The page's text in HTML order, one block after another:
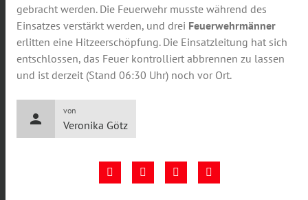
gebracht werden. Die Feuerwehr musste während des
Einsatzes verstärkt werden, und drei Feuerwehrmänner
erlitten eine Hitzeerschöpfung. Die Einsatzleitung hat sich
entschlossen, das Feuer kontrolliert abbrennen zu lassen
und ist derzeit (Stand 06:30 Uhr) noch vor Ort.
person
von
Veronika Götz